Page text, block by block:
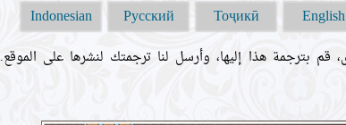
English
Тоҷикӣ
Русский
Indonesian
قم بترجمة هذا إليها، وأرسل لنا ترجمتك لنشرها على الموقع.